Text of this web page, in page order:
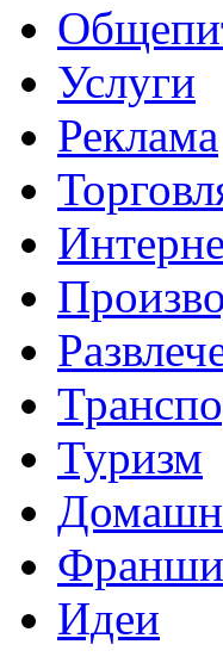
Услуги
Реклама
Туризм
Идеи